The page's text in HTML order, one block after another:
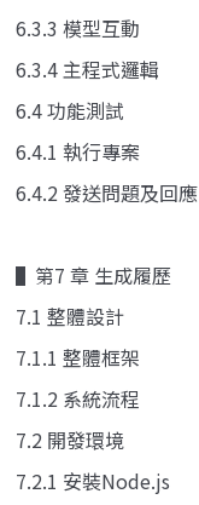
6.3.3 模型互動
6.3.4 主程式邏輯
6.4 功能測試
6.4.1 執行專案
6.4.2 發送問題及回應
▌第7 章 生成履歷
7.1 整體設計
7.1.1 整體框架
7.1.2 系統流程
7.2 開發環境
7.2.1 安裝Node.js